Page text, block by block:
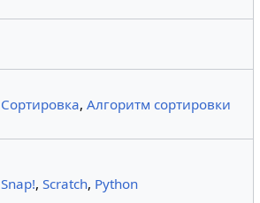
Сортировка,Алгоритм сортировки
Snap!,Scratch, Python